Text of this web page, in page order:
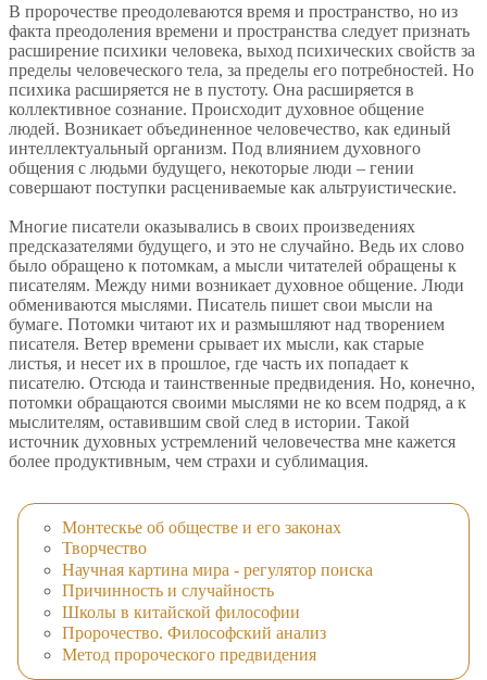
В пророчестве преодолеваются время и пространство, но из
факта преодоления времени и пространства следует признать
расширение психики человека, выход психических свойств за
пределы человеческого тела, за пределы его потребностей. Но
психика расширяется не в пустоту. Она расширяется в
коллективное сознание. Происходит духовное общение
людей. Возникает объединенное человечество, как единый
интеллектуальный организм. Под влиянием духовного
общения с людьми будущего, некоторые люди – гении
совершают поступки расцениваемые как альтруистические.
Многие писатели оказывались в своих произведениях
предсказателями будущего, и это не случайно. Ведь их слово
было обращено к потомкам, а мысли читателей обращены к
писателям. Между ними возникает духовное общение. Люди
обмениваются мыслями. Писатель пишет свои мысли на
бумаге. Потомки читают их и размышляют над творением
писателя. Ветер времени срывает их мысли, как старые
листья, и несет их в прошлое, где часть их попадает к
писателю. Отсюда и таинственные предвидения. Но, конечно,
потомки обращаются своими мыслями не ко всем подряд, а к
мыслителям, оставившим свой след в истории. Такой
источник духовных устремлений человечества мне кажется
более продуктивным, чем страхи и сублимация.
Монтескье об обществе и его законах
Творчество
Научная картина мира - регулятор поиска
Причинность и случайность
Школы в китайской философии
Пророчество. Философский анализ
Метод пророческого предвидения